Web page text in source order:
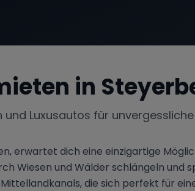
in
Luxusautos für
erwartet dich eine einzigartige
Wiesen und Wälder schlängeln und
die sich perfekt für